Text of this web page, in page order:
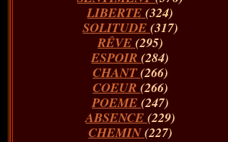
LIBERTE(324)
SOLITUDE (317)
RÊVE (295)
ESPOIR(284)
CHANT(266)
COEUR (266)
POEME (247)
ABSENCE (229)
CHEMIN(227)